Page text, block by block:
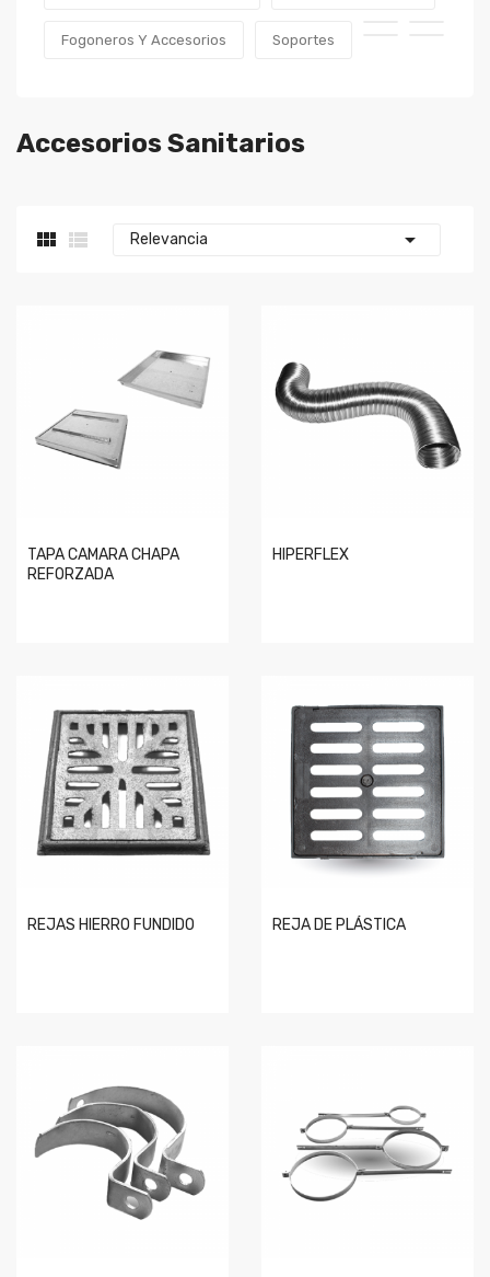
Fogoneros Y Accesorios Soportes
Accesorios Sanitarios
  Relevancia 
TAPA CAMARA CHAPA
REFORZADA
HIPERFLEX
REJAS HIERRO FUNDIDO REJA DE PLÁSTICA